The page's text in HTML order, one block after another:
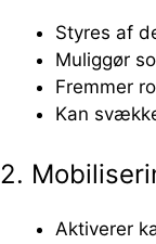
Styres af
Muliggør
Fremmer
Kan
2.
Aktiverer